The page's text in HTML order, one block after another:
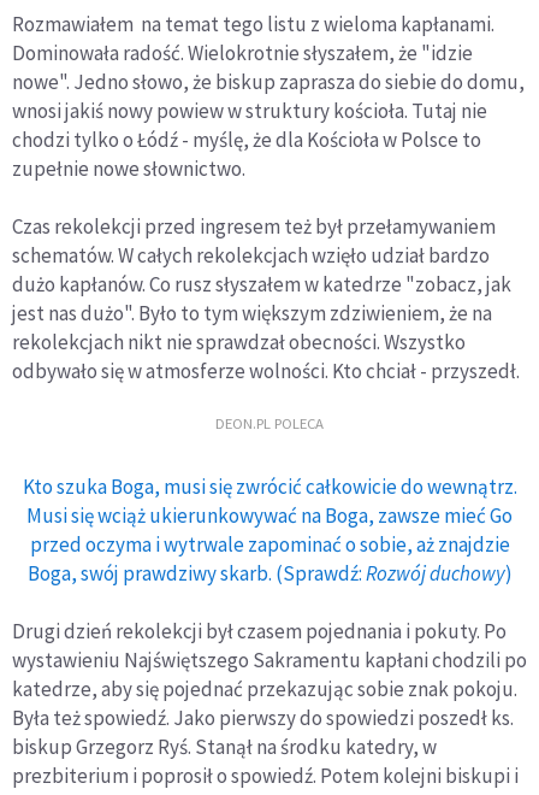
Rozmawiałem na temat tego listu z wieloma kapłanami.
Dominowała radość. Wielokrotnie słyszałem, że "idzie
nowe". Jedno słowo, że biskup zaprasza do siebie do domu,
wnosi jakiś nowy powiew w struktury kościoła. Tutaj nie
chodzi tylko o Łódź - myślę, że dla Kościoła w Polsce to
zupełnie nowe słownictwo.
Czas rekolekcji przed ingresem też był przełamywaniem
schematów. W całych rekolekcjach wzięło udział bardzo
dużo kapłanów. Co rusz słyszałem w katedrze "zobacz, jak
jest nas dużo". Było to tym większym zdziwieniem, że na
rekolekcjach nikt nie sprawdzał obecności. Wszystko
odbywało się w atmosferze wolności. Kto chciał - przyszedł.
DEON.PL POLECA
Kto szuka Boga, musi się zwrócić całkowicie do wewnątrz.
Musi się wciąż ukierunkowywać na Boga, zawsze mieć Go
przed oczyma i wytrwale zapominać o sobie, aż znajdzie
Boga, swój prawdziwy skarb. (Sprawdź:Rozwój duchowy)
Drugi dzień rekolekcji był czasem pojednania i pokuty. Po
wystawieniu Najświętszego Sakramentu kapłani chodzili po
katedrze, aby się pojednać przekazując sobie znak pokoju.
Była też spowiedź. Jako pierwszy do spowiedzi poszedł ks.
biskup Grzegorz Ryś. Stanął na środku katedry, w
prezbiterium i poprosił o spowiedź. Potem kolejni biskupi i